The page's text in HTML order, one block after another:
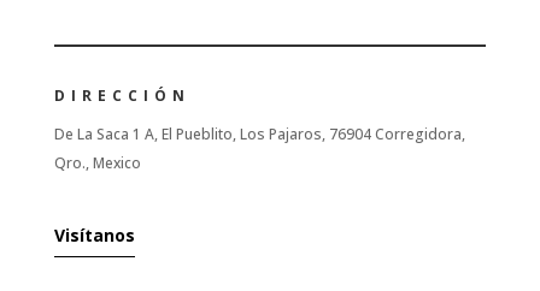
DIRECCIÓN
De La Saca 1 A, El Pueblito, Los Pajaros, 76904 Corregidora,
Qro., Mexico
Visítanos